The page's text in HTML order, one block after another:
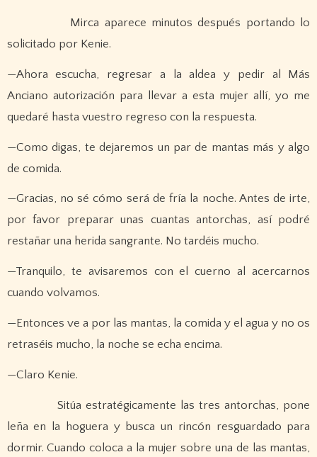
Mirca aparece minutos después portando lo
solicitado por Kenie.
—Ahora escucha, regresar a la aldea y pedir al Más
Anciano autorización para llevar a esta mujer allí, yo me
quedaré hasta vuestro regreso con la respuesta.
—Como digas, te dejaremos un par de mantas más y algo
de comida.
—Gracias, no sé cómo será de fría la noche. Antes de irte,
por favor preparar unas cuantas antorchas, así podré
restañar una herida sangrante. No tardéis mucho.
—Tranquilo, te avisaremos con el cuerno al acercarnos
cuando volvamos.
—Entonces ve a por las mantas, la comida y el agua y no os
retraséis mucho, la noche se echa encima.
—Claro Kenie.
Sitúa estratégicamente las tres antorchas, pone
leña en la hoguera y busca un rincón resguardado para
dormir. Cuando coloca a la mujer sobre una de las mantas,